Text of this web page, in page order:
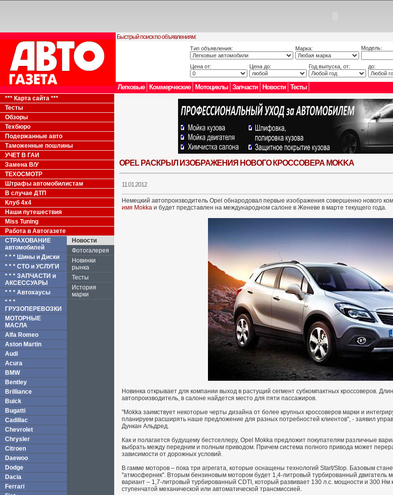
Быстрый поиск по объявлениям:
Тип объявления: Марка: Модель:
Цена от: Цена до: Год выпуска, от: до:
Легковые Коммерческие Мотоциклы Запчасти Новости Тесты
*** Карта сайта ***
Тесты
Обзоры
Техбюро
Подержанные авто
Таможенные пошлины
УЧЕТ В ГАИ
Замена В/У
ТЕХОСМОТР
Штрафы автомобилистам
В случае ДТП
Клуб 4x4
Наши путешествия
Miss Tuning
Работа в Автогазете
СТРАХОВАНИЕ
автомобилей
* * * Шины и Диски
* * * СТО и УСЛУГИ
* * * ЗАПЧАСТИ и
АКСЕССУАРЫ
* * * Автохаусы
* * *
ГРУЗОПЕРЕВОЗКИ
МОТОРНЫЕ
МАСЛА
Alfa Romeo
Aston Martin
Audi
Acura
BMW
Bentley
Brilliance
Buick
Bugatti
Cadillac
Chevrolet
Chrysler
Citroen
Daewoo
Dodge
Dacia
Ferrari
Новости
Фотогалерея
Новинки
рынка
Тесты
История
марки
OPEL РАСКРЫЛ ИЗОБРАЖЕНИЯ НОВОГО КРОССОВЕРА MOKKA
11.01.2012
Немецкий автопроизводитель Opel обнародовал первые изображения совершенно нового
имя Mokka и будет представлен на международном салоне в Женеве в марте текущего года.
Новинка открывает для компании выход в растущий сегмент субкомпактных кроссоверов.
автопроизводитель, в салоне найдется место для пяти пассажиров.
"Mokka заимствует некоторые черты дизайна от более крупных кроссоверов марки и
планируем расширять наше предложение для разных потребностей клиентов", - заявил
Дункан Альдред.
Как и полагается будущему бестселлеру, Opel Mokka предложит покупателям различные
выбрать между передним и полным приводом. Причем система полного привода может
зависимости от дорожных условий.
В гамме моторов – пока три агрегата, которые оснащены технологий Start/Stop. Базовым
"атмосферник". Вторым бензиновым мотором будет 1,4-литровый турбированный двигатель
вариант – 1,7-литровый турбированный CDTI, который развивает 130 л.с. мощности и 300
ступенчатой механической или автоматической трансмиссией.